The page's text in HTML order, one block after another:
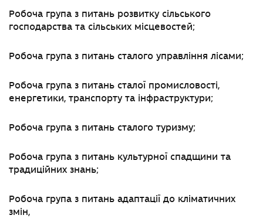
Робоча група з питань розвитку сільського
господарства та сільських місцевостей;
Робоча група з питань сталого управління лісами;
Робоча група з питань сталої промисловості,
енергетики, транспорту та інфраструктури;
Робоча група з питань сталого туризму;
Робоча група з питань культурної спадщини та
традиційних знань;
Робоча група з питань адаптації до кліматичних
змін,